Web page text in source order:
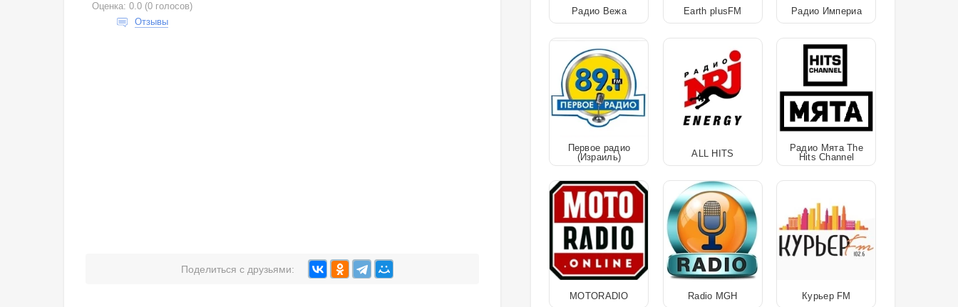
Оценка: 0.0 (0 голосов)
Отзывы
Поделиться с друзьями:
Радио Вежа Earth plusFM Радио Империа
Первое радио
(Израиль)
ALL HITS
Радио Мята The
Hits Channel
MOTORADIO Radio MGH Курьер FM